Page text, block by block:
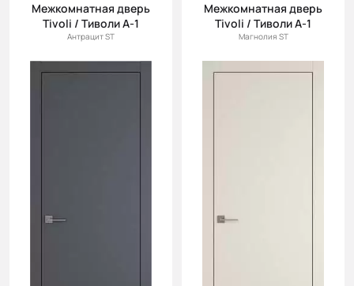
Межкомнатная дверь
Tivoli / Тиволи А-1
Антрацит ST
Межкомнатная дверь
Tivoli / Тиволи А-1
Магнолия ST